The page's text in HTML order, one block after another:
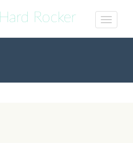
Hard Rocker